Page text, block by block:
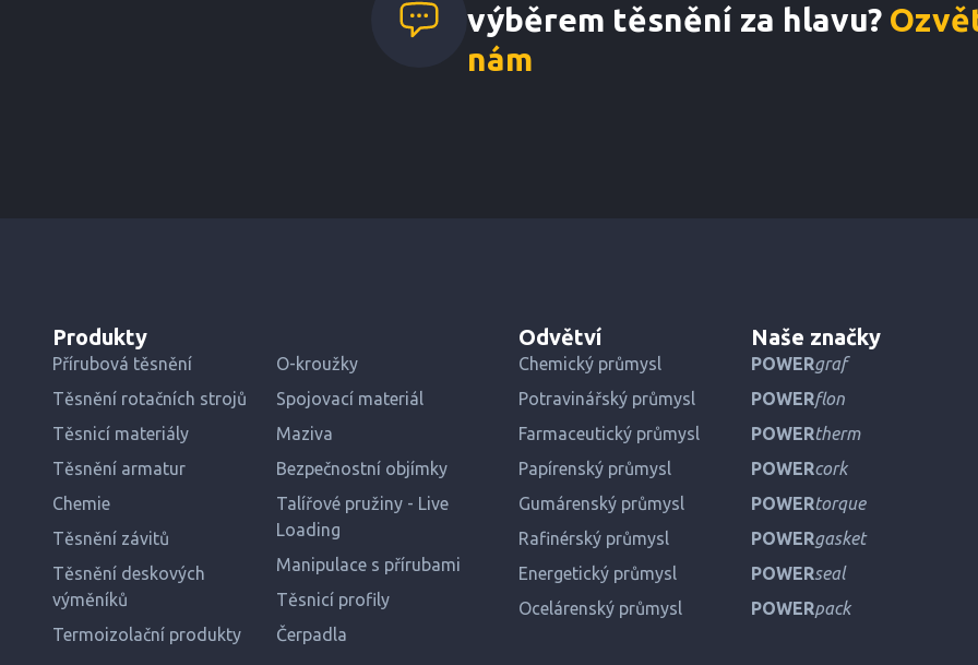
výběrem těsnění za hlavu?
nám
Produkty
Přírubová těsnění
Těsnění rotačních strojů
Těsnicí materiály
Těsnění armatur
Chemie
Těsnění závitů
Těsnění deskových
výměníků
Termoizolační produkty
O-kroužky
Spojovací materiál
Maziva
Bezpečnostní objímky
Talířové pružiny - Live
Loading
Manipulace s přírubami
Těsnicí profily
Čerpadla
Odvětví
Chemický průmysl
Potravinářský průmysl
Farmaceutický průmysl
Papírenský průmysl
Gumárenský průmysl
Rafinérský průmysl
Energetický průmysl
Ocelárenský průmysl
Naše značky
POWERgraf
POWERflon
POWERtherm
POWERcork
POWERtorque
POWERgasket
POWERseal
POWERpack